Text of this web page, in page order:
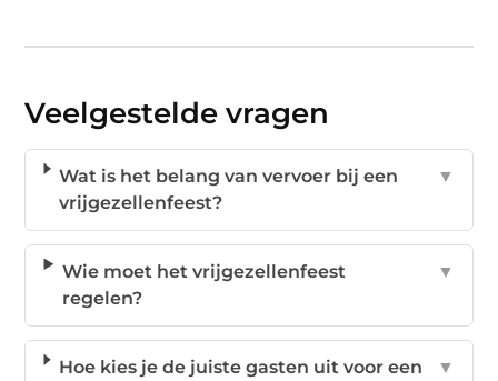
Veelgestelde vragen
Wat is het belang van vervoer bij een
vrijgezellenfeest?
▼
Wie moet het vrijgezellenfeest
regelen?
▼
Hoe kies je de juiste gasten uit voor een
▼